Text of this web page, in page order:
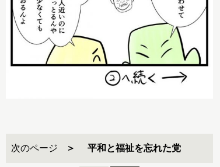
次のページ 平和と福祉を忘れた党